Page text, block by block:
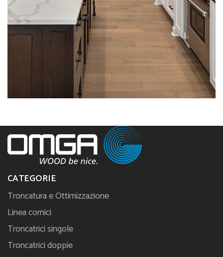
CATEGORIE
Troncatura e Ottimizzazione
Linea cornici
Troncatrici singole
Troncatrici doppie